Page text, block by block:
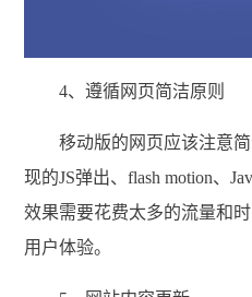
4、遵循网页简洁原则
移动版的网页应该注意简
现的JS弹出、flash motion、
效果需要花费太多的流量和
用户体验。